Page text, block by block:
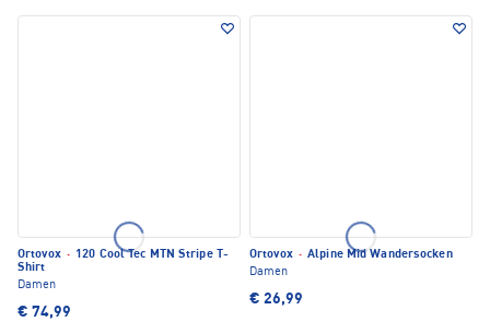
Ortovox · 120 Cool Tec MTN Stripe T-
Shirt
Damen
€ 74,99
Ortovox · Alpine Mid Wandersocken
Damen
€ 26,99